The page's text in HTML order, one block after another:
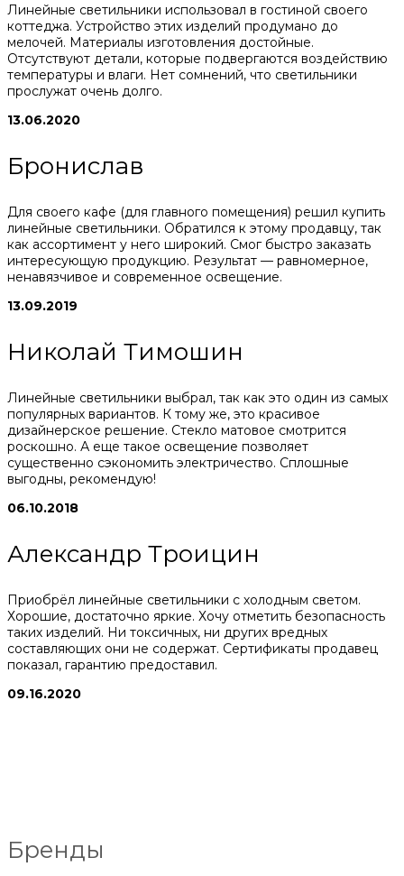
Линейные светильники использовал в гостиной своего
коттеджа. Устройство этих изделий продумано до
мелочей. Материалы изготовления достойные.
Отсутствуют детали, которые подвергаются воздействию
температуры и влаги. Нет сомнений, что светильники
прослужат очень долго.
13.06.2020
Бронислав
Для своего кафе (для главного помещения) решил купить
линейные светильники. Обратился к этому продавцу, так
как ассортимент у него широкий. Смог быстро заказать
интересующую продукцию. Результат — равномерное,
ненавязчивое и современное освещение.
13.09.2019
Николай Тимошин
Линейные светильники выбрал, так как это один из самых
популярных вариантов. К тому же, это красивое
дизайнерское решение. Стекло матовое смотрится
роскошно. А еще такое освещение позволяет
существенно сэкономить электричество. Сплошные
выгодны, рекомендую!
06.10.2018
Александр Троицин
Приобрёл линейные светильники с холодным светом.
Хорошие, достаточно яркие. Хочу отметить безопасность
таких изделий. Ни токсичных, ни других вредных
составляющих они не содержат. Сертификаты продавец
показал, гарантию предоставил.
09.16.2020
Бренды